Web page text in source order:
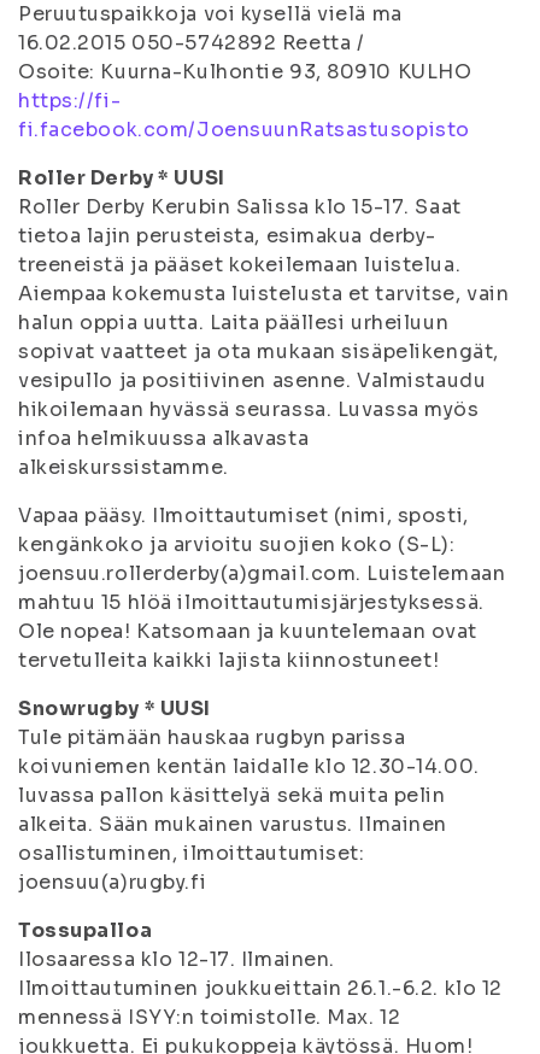
Peruutuspaikkoja voi kysellä vielä ma
16.02.2015 050-5742892 Reetta /
Osoite: Kuurna-Kulhontie 93, 80910 KULHO
https://fi-
fi.facebook.com/JoensuunRatsastusopisto
Roller Derby * UUSI
Roller Derby Kerubin Salissa klo 15-17. Saat
tietoa lajin perusteista, esimakua derby-
treeneistä ja pääset kokeilemaan luistelua.
Aiempaa kokemusta luistelusta et tarvitse, vain
halun oppia uutta. Laita päällesi urheiluun
sopivat vaatteet ja ota mukaan sisäpelikengät,
vesipullo ja positiivinen asenne. Valmistaudu
hikoilemaan hyvässä seurassa. Luvassa myös
infoa helmikuussa alkavasta
alkeiskurssistamme.
Vapaa pääsy. Ilmoittautumiset (nimi, sposti,
kengänkoko ja arvioitu suojien koko (S-L):
joensuu.rollerderby(a)gmail.com. Luistelemaan
mahtuu 15 hlöä ilmoittautumisjärjestyksessä.
Ole nopea! Katsomaan ja kuuntelemaan ovat
tervetulleita kaikki lajista kiinnostuneet!
Snowrugby * UUSI
Tule pitämään hauskaa rugbyn parissa
koivuniemen kentän laidalle klo 12.30-14.00.
luvassa pallon käsittelyä sekä muita pelin
alkeita. Sään mukainen varustus. Ilmainen
osallistuminen, ilmoittautumiset:
joensuu(a)rugby.fi
Tossupalloa
Ilosaaressa klo 12-17. Ilmainen.
Ilmoittautuminen joukkueittain 26.1.-6.2. klo 12
mennessä ISYY:n toimistolle. Max. 12
joukkuetta. Ei pukukoppeja käytössä. Huom!